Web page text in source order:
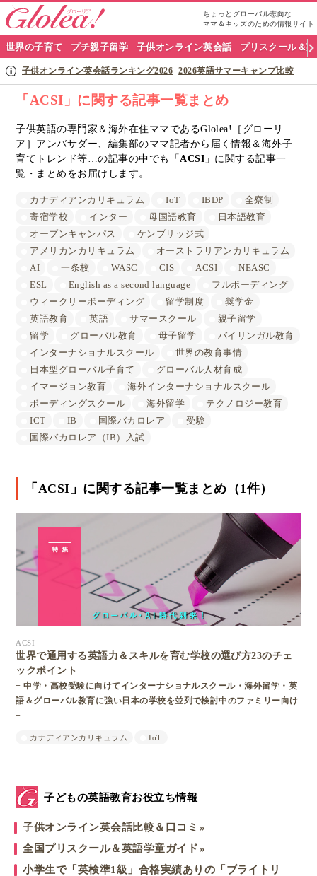
ちょっとグローバル志向な
ママ＆キッズのための情報サイト
グ
ロ
リ
ア
ナ
世界の子育て プチ親子留学 子供オンライン英会話 プリスクール＆
子供オンライン英会話ランキング2026 2026英語サマーキャンプ比較
「ACSI」に関する記事一覧まとめ
子供英語の専門家＆海外在住ママであるGlolea!［グローリ
ア］アンバサダー、編集部のママ記者から届く情報＆海外子
育てトレンド等…の記事の中でも「ACSI 」に関する記事一
覧・まとめをお届けします。
カナディアンカリキュラム IoT IBDP
全寮制
寄宿学校
インター 母国語教育
日本語教育
オープンキャンパス
ケンブリッジ式
アメリカンカリキュラム
オーストラリアンカリキュラム
AI
一条校 WASC CIS ACSI
NEASC
ESL
English as a second language
フルボーディング
ウィークリーボーディング
留学制度
奨学金
英語教育
英語 サマースクール
親子留学
留学
グローバル教育 母子留学
バイリンガル教育
インターナショナルスクール
世界の教育事情
日本型グローバル子育て
グローバル人材育成
イマージョン教育
海外インターナショナルスクール
ボーディングスクール
海外留学
テクノロジー教育
ICT
IB 国際バカロレア
受験
国際バカロレア（IB）入試
「ACSI」に関する記事一覧まとめ（1件）
ACSI
世界で通用する英語力＆スキルを育む学校の選び方23のチェ
ックポイント
− 中学・高校受験に向けてインターナショナルスクール・海外留学・英
語＆グローバル教育に強い日本の学校を並列で検討中のファミリー向け
−
カナディアンカリキュラム IoT
子どもの英語教育お役立ち情報
子供オンライン英会話比較＆口コミ
全国プリスクール＆英語学童ガイド
小学生で「英検準1級」合格実績ありの「ブライトリ